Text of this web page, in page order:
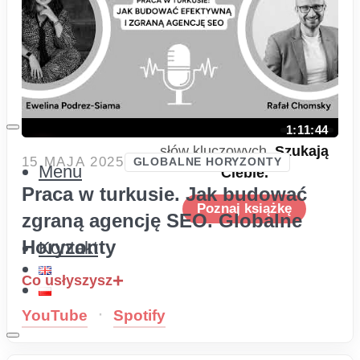
Kontakt
Menu
2026
Marka osobista w
czasach AI i
generatywnego
wyszukiwania
Algorytmy przestały szukać
słów kluczowych.Szukają
Ciebie.
Poznaj książkę
Kontakt
1:11:44
15 MAJA 2025 GLOBALNE HORYZONTY
Praca w turkusie. Jak budować
zgraną agencję SEO. Globalne
Horyzonty
Co usłyszysz
YouTube · Spotify